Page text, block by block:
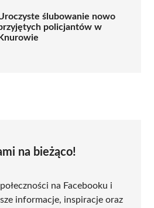
ślubowanie nowo
policjantów w
Knurowie
na bieżąco!
na Facebooku i
informacje, inspiracje oraz